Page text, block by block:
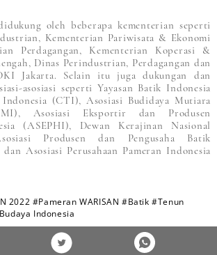
oleh beberapa kementerian seperti
Kementerian Pariwisata & Ekonomi
Perdagangan, Kementerian Koperasi &
Dinas Perindustrian, Perdagangan dan
Jakarta. Selain itu juga dukungan dan
asosiasi seperti Yayasan Batik Indonesia
(CTI), Asosiasi Budidaya Mutiara
Asosiasi Eksportir dan Produsen
(ASEPHI), Dewan Kerajinan Nasional
Produsen dan Pengusaha Batik
Asosiasi Perusahaan Pameran Indonesia
2022 #Pameran WARISAN #Batik #Tenun
Indonesia